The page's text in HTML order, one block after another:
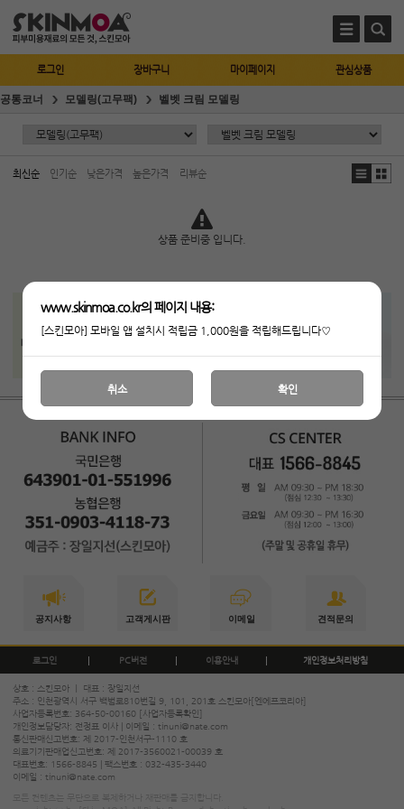
로그인 장바구니 마이페이지 관심상품
공통코너 모델링(고무팩) 벨벳 크림 모델링
최신순 인기순 낮은가격 높은가격 리뷰순
상품 준비중 입니다.
공지사항 고객게시판 이메일 견적문의
로그인 PC버전 이용안내 개인정보처리방침
상호 : 스킨모아 ㅣ 대표 : 장일지선
주소 : 인천광역시 서구 백범로810번길 9, 101, 201호 스킨모아[엔에프코리아]
사업자등록번호: 364-50-00160 [사업자등록확인]
개인정보담당자: 전정표 이사 | 이메일 : tinuni@nate.com
통신판매신고번호: 제 2017-인천서구-1110 호
의료기기판매업신고번호: 제 2017-3560021-00039 호
대표번호:
1566-8845 | 팩스번호 : 032-435-3440
이메일 : tinuni@nate.com
www.skinmoa.co.kr의 페이지 내용:
[스킨모아] 모바일 앱 설치시 적립금 1,000원을 적립해드립니다♡
취소 확인